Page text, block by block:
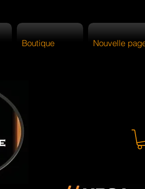
Boutique Nouvelle